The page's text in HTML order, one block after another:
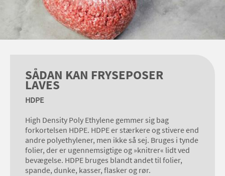
SÅDAN KAN FRYSEPOSER
LAVES
HDPE
High Density Poly Ethylene gemmer sig bag
forkortelsen HDPE. HDPE er stærkere og stivere end
andre polyethylener, men ikke så sej. Bruges i tynde
folier, der er ugennemsigtige og »knitrer« lidt ved
bevægelse. HDPE bruges blandt andet til folier,
spande, dunke, kasser, flasker og rør.